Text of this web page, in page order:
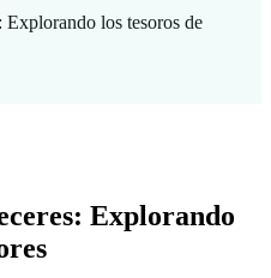
Explorando los tesoros de
Explorando